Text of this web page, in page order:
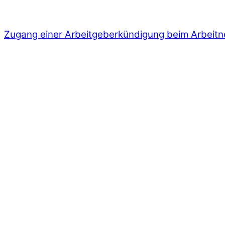
Zugang einer Arbeitgeberkündigung beim